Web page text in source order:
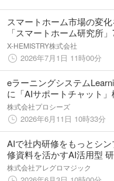
スマートホーム市場の変
「スマートホーム研究所
始
X-HEMISTRY株式会社
2026年7月1日 11時00分
eラーニングシステム
に「AIサポートチャット」
株式会社プロシーズ
2026年6月11日 10時33分
AIで社内研修をもっとシ
修資料を活かすAI活用型
ム「OCL AI」提供開始──
株式会社アレグロマジック